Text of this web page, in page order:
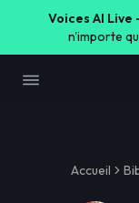
Voices AI Live
n'importe
Accueil